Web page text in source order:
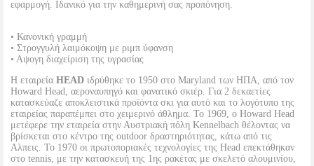
εφαρμογή. Ιδανικό για την καθημερινή σας προπόνηση.
• Κανονική γραμμή
• Στρογγυλή λαιμόκοψη με ριμπ ύφανση
• Αψογη διαχείριση της υγρασίας
Η εταιρεία HEAD ιδρύθηκε το 1950 στο Maryland των ΗΠΑ, από τον
Howard Head, αεροναυπηγό και φανατικό σκιέρ. Για 2 δεκαετίες
κατασκεύαζε αποκλειστικά προϊόντα σκι για αυτό και το λογότυπο της
εταιρείας παραπέμπει στο χειμερινό άθλημα. Το 1969, ο Howard Head
μετέφερε την εταιρεία στην Αυστριακή πόλη Kennelbach θέλοντας να
βρίσκεται στο κέντρο της outdoor δραστηριότητας, κάτω από τις
Αλπεις. Το 1970 οι πρωτοποριακές τεχνολογίες της Head επεκτάθηκαν
στο tennis, με την κατασκευή της 1ης ρακέτας με σκελετό αλουμινίου,